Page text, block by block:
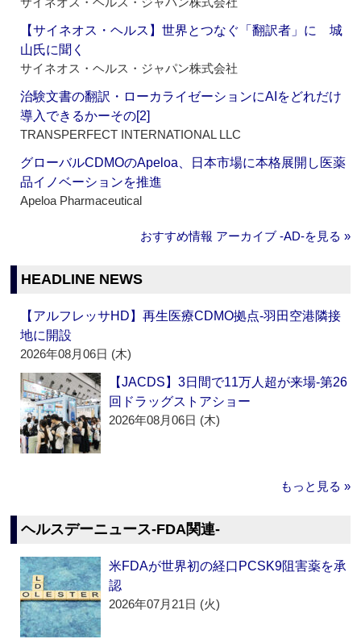
【サイネオス・ヘルス】世界とつなぐ「翻訳者」に 城
山氏に聞く
サイネオス・ヘルス・ジャパン株式会社
治験文書の翻訳・ローカライゼーションにAIをどれだけ
導入できるかーその[2]
TRANSPERFECT INTERNATIONAL LLC
グローバルCDMOのApeloa、日本市場に本格展開し医薬
品イノベーションを推進
Apeloa Pharmaceutical
おすすめ情報 アーカイブ ‐AD‐を見る »
HEADLINE NEWS
【アルフレッサHD】再生医療CDMO拠点‐羽田空港隣接
地に開設
2026年08月06日 (木)
【JACDS】3日間で11万人超が来場‐第26
回ドラッグストアショー
2026年08月06日 (木)
もっと見る »
ヘルスデーニュース‐FDA関連‐
米FDAが世界初の経口PCSK9阻害薬を承
認
2026年07月21日 (火)